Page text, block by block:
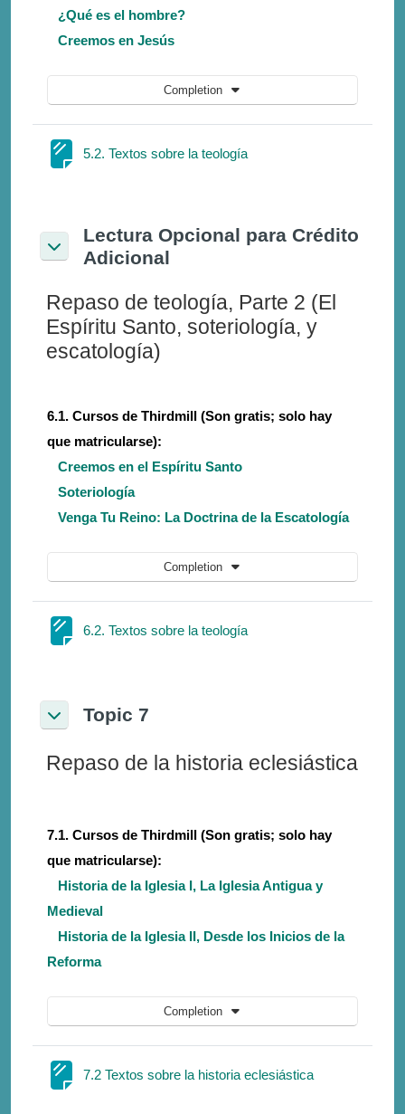
Completion
¿Qué es el hombre?
Creemos en Jesús
5.2. Textos sobre la teologíaPage
Collapse
Lectura Opcional para Crédito
Adicional
Repaso de teología, Parte 2 (El
Espíritu Santo, soteriología, y
escatología)
Completion
6.1. Cursos de Thirdmill (Son gratis; solo hay
que matricularse):
Creemos en el Espíritu Santo
Soteriología
Venga Tu Reino: La Doctrina de la Escatología
6.2. Textos sobre la teologíaPage
CollapseTopic 7
Repaso de la historia eclesiástica
Completion
7.1. Cursos de Thirdmill (Son gratis; solo hay
que matricularse):
Historia de la Iglesia I, La Iglesia Antigua y
Medieval
Historia de la Iglesia II, Desde los Inicios de la
Reforma
7.2 Textos sobre la historia eclesiásticaPage